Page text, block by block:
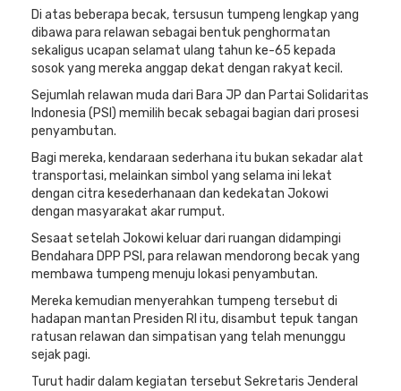
Di atas beberapa becak, tersusun tumpeng lengkap yang
dibawa para relawan sebagai bentuk penghormatan
sekaligus ucapan selamat ulang tahun ke-65 kepada
sosok yang mereka anggap dekat dengan rakyat kecil.
Sejumlah relawan muda dari Bara JP dan Partai Solidaritas
Indonesia (PSI) memilih becak sebagai bagian dari prosesi
penyambutan.
Bagi mereka, kendaraan sederhana itu bukan sekadar alat
transportasi, melainkan simbol yang selama ini lekat
dengan citra kesederhanaan dan kedekatan Jokowi
dengan masyarakat akar rumput.
Sesaat setelah Jokowi keluar dari ruangan didampingi
Bendahara DPP PSI, para relawan mendorong becak yang
membawa tumpeng menuju lokasi penyambutan.
Mereka kemudian menyerahkan tumpeng tersebut di
hadapan mantan Presiden RI itu, disambut tepuk tangan
ratusan relawan dan simpatisan yang telah menunggu
sejak pagi.
Turut hadir dalam kegiatan tersebut Sekretaris Jenderal